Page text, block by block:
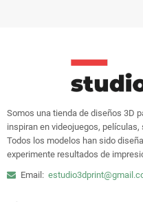
Somos una tienda de diseños 3D
inspiran en videojuegos,
Todos los modelos han sido
experimente resultados de
Email: